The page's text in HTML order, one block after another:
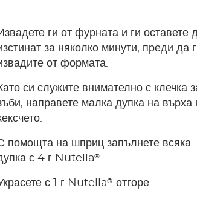
ги от фурната и ги оставете
за няколко минути, преди да
от формата.
си служите внимателно с клечка
направете малка дупка на върха
помощта на шприц запълнете всяка
с 4 г Nutella® .
с 1 г Nutella® отгоре.